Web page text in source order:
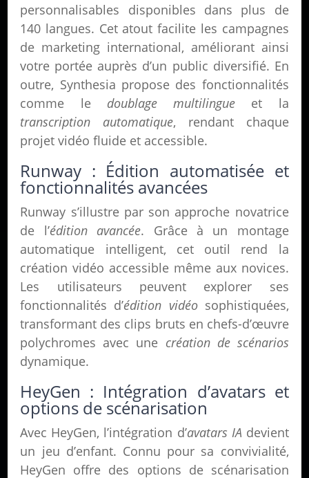
personnalisables disponibles dans plus de
140 langues. Cet atout facilite les campagnes
de marketing international, améliorant ainsi
votre portée auprès d’un public diversifié. En
outre, Synthesia propose des fonctionnalités
comme le doublage multilingue et la
transcription automatique, rendant chaque
projet vidéo fluide et accessible.
Runway : Édition automatisée et
fonctionnalités avancées
Runway s’illustre par son approche novatrice
de l’édition avancée. Grâce à un montage
automatique intelligent, cet outil rend la
création vidéo accessible même aux novices.
Les utilisateurs peuvent explorer ses
fonctionnalités d’édition vidéosophistiquées,
transformant des clips bruts en chefs-d’œuvre
polychromes avec une création de scénarios
dynamique.
HeyGen : Intégration d’avatars et
options de scénarisation
Avec HeyGen, l’intégration d’avatars IA devient
un jeu d’enfant. Connu pour sa convivialité,
HeyGen offre des options de scénarisation